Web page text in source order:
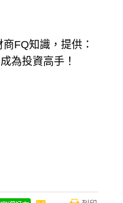
FQ知識，提供：